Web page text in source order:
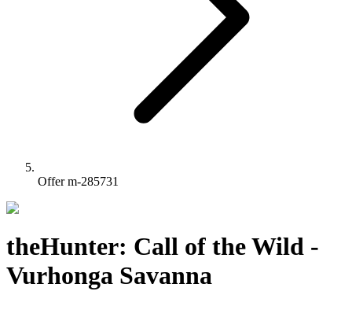
Offer m-285731
theHunter: Call of the Wild -
Vurhonga Savanna